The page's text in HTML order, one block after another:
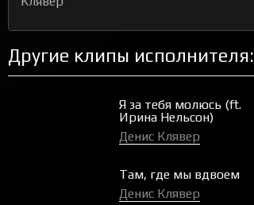
Другие клипы исполнителя:
Я за тебя молюсь (ft.
Ирина Нельсон)
Денис Клявер
Там, где мы вдвоем
Денис Клявер